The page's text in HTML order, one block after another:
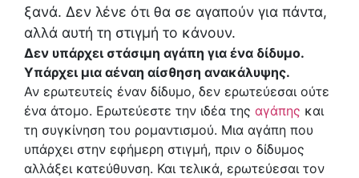
ξανά. Δεν λένε ότι θα σε αγαπούν για πάντα,
αλλά αυτή τη στιγμή το κάνουν.
Δεν υπάρχει στάσιμη αγάπη για ένα δίδυμο.
Υπάρχει μια αέναη αίσθηση ανακάλυψης.
Αν ερωτευτείς έναν δίδυμο, δεν ερωτεύεσαι ούτε
ένα άτομο. Ερωτεύεστε την ιδέα της αγάπης και
τη συγκίνηση του ρομαντισμού. Μια αγάπη που
υπάρχει στην εφήμερη στιγμή, πριν ο δίδυμος
αλλάξει κατεύθυνση. Και τελικά, ερωτεύεσαι τον